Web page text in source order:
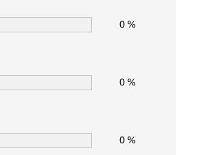
0 %
0 %
0 %